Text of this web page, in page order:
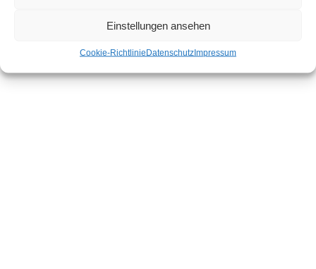
Einstellungen ansehen
Cookie-RichtlinieDatenschutzImpressum
Datenschutz Impressum